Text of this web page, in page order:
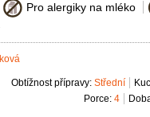
Pro alergiky na mléko
Obtížnost přípravy: Střední
Porce: 4